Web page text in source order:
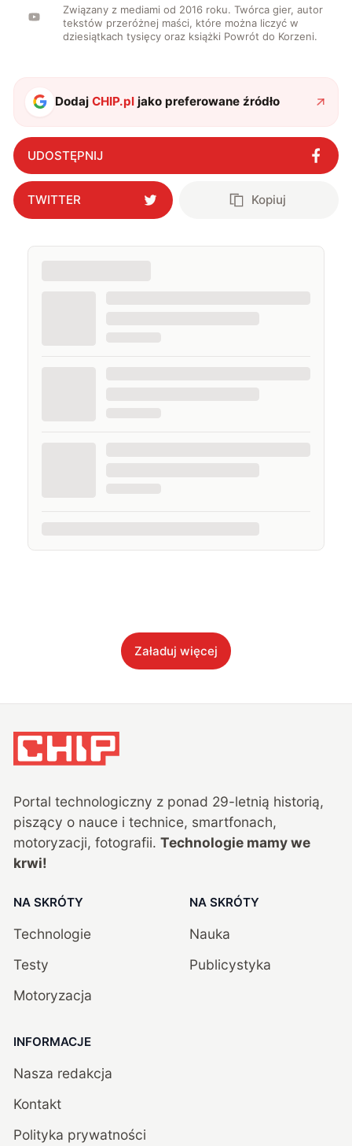
Związany z mediami od 2016 roku. Twórca gier, autor
tekstów przeróżnej maści, które można liczyć w
dziesiątkach tysięcy oraz książki Powrót do Korzeni.
DodajCHIP.pl jako preferowane źródło
UDOSTĘPNIJ
TWITTER Kopiuj
Załaduj więcej
Portal technologiczny z ponad 29-letnią historią,
piszący o nauce i technice, smartfonach,
motoryzacji, fotografii. Technologie mamy we
krwi!
NA SKRÓTY
Technologie
Testy
Motoryzacja
NA SKRÓTY
Nauka
Publicystyka
INFORMACJE
Nasza redakcja
Kontakt
Polityka prywatności